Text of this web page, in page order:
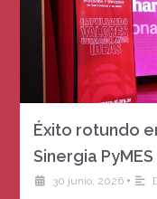
Éxito rotundo
Sinergia PyMES
30 junio, 2026 •